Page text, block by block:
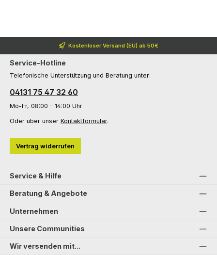
Kostenloser Versand (EU) ab 50€
Service-Hotline
Telefonische Unterstützung und Beratung unter:
04131 75 47 32 60
Mo-Fr, 08:00 - 14:00 Uhr
Oder über unser Kontaktformular.
Vertrag widerrufen
Service & Hilfe
Beratung & Angebote
Unternehmen
Unsere Communities
Wir versenden mit...